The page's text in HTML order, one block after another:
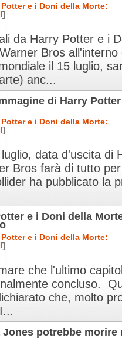
Potter e i Doni della Morte:
]
da Harry Potter e i
Bros
il 15 luglio,
anc...
di Harry
Potter e i Doni della Morte:
]
data d'uscita di
Bros farà di tutto
ha pubblicato la
e i Doni della
Potter e i Doni della Morte:
]
che l'ultimo
concluso.
che, molto
Jones potrebbe